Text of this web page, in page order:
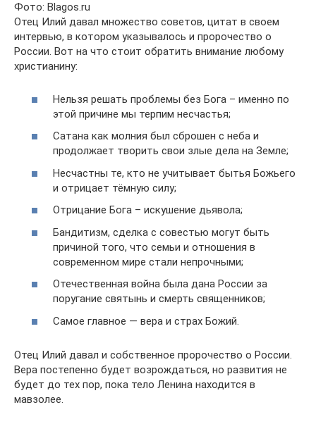
Фото: Blagos.ru
Отец Илий давал множество советов, цитат в своем
интервью, в котором указывалось и пророчество о
России. Вот на что стоит обратить внимание любому
христианину:
Нельзя решать проблемы без Бога – именно по
этой причине мы терпим несчастья;
Сатана как молния был сброшен с неба и
продолжает творить свои злые дела на Земле;
Несчастны те, кто не учитывает бытья Божьего
и отрицает тёмную силу;
Отрицание Бога – искушение дьявола;
Бандитизм, сделка с совестью могут быть
причиной того, что семьи и отношения в
современном мире стали непрочными;
Отечественная война была дана России за
поругание святынь и смерть священников;
Самое главное — вера и страх Божий.
Отец Илий давал и собственное пророчество о России.
Вера постепенно будет возрождаться, но развития не
будет до тех пор, пока тело Ленина находится в
мавзолее.